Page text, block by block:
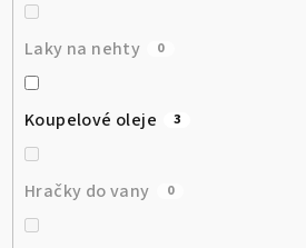
Laky na nehty 0
Koupelové oleje 3
Hračky do vany 0